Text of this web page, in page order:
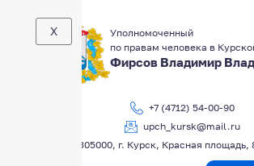
Уполномоченный
по правам человека в
Фирсов Владимир
+7 (4712) 54-00-90
upch_kursk@mail.ru
305000, г. Курск, Красная площадь,
X